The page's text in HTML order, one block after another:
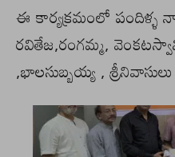
ఈ కార్యక్రమంలో పందిళ్ళ
రవితేజ,రంగమ్మ,
,భాలసుబ్బయ్య ,